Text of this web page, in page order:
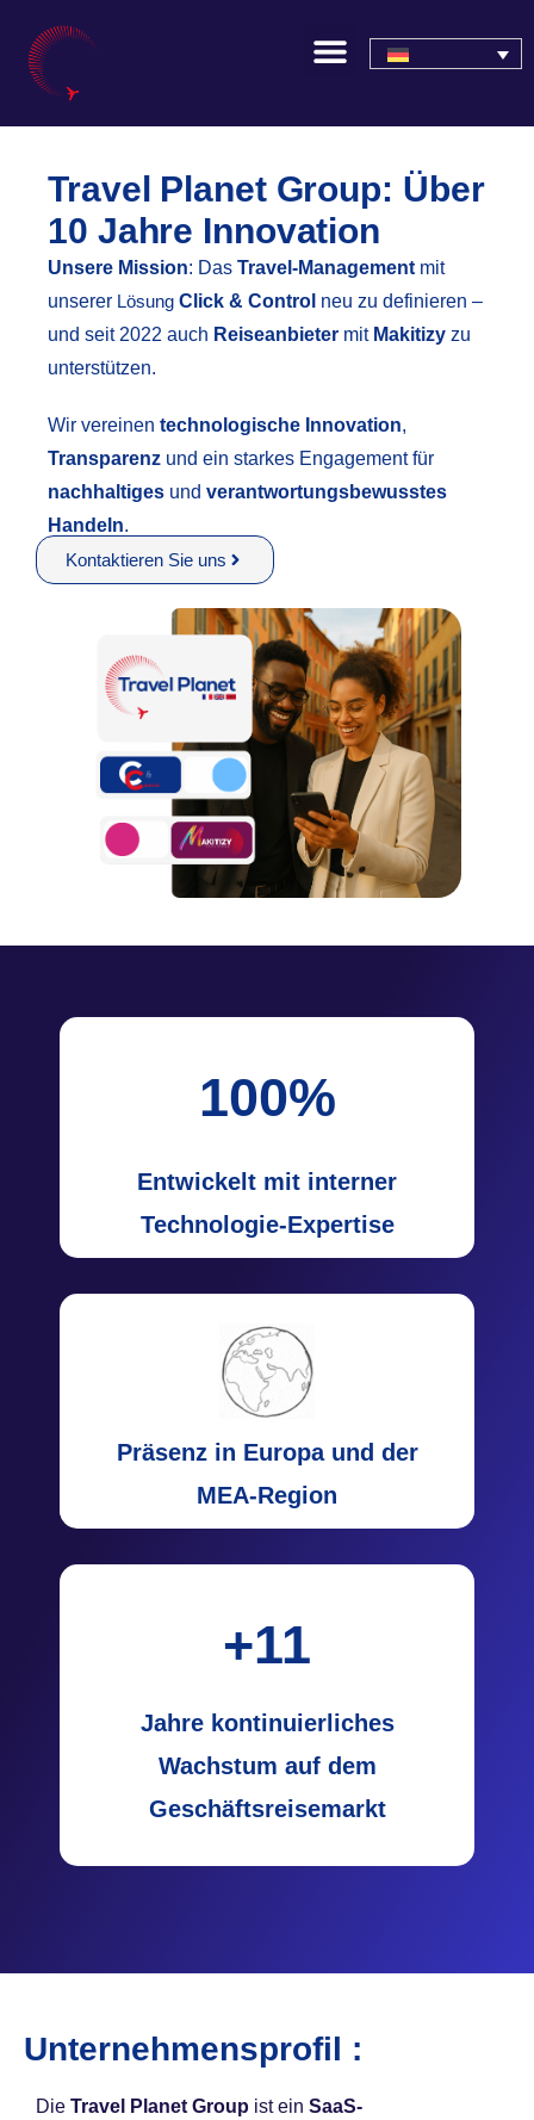
Travel Planet Group: Über
10 Jahre Innovation
Unsere Mission: Das Travel-Management mit
unserer Lösung Click & Control neu zu definieren –
und seit 2022 auch Reiseanbieter mit Makitizy zu
unterstützen.
Wir vereinen technologische Innovation,
Transparenz und ein starkes Engagement für
nachhaltiges und verantwortungsbewusstes
Handeln.
Kontaktieren Sie uns
100%
Entwickelt mit interner
Technologie-Expertise
Präsenzin Europa und der
MEA-Region
+11
Jahrekontinuierliches
Wachstum auf dem
Geschäftsreisemarkt
Unternehmensprofil :
Die Travel Planet Group ist ein SaaS-